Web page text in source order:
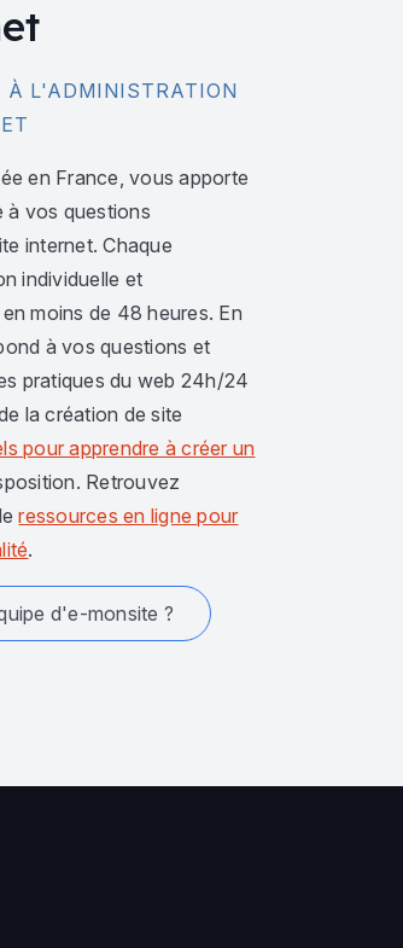
À L'ADMINISTRATION
en France, vous apporte
à vos questions
internet. Chaque
individuelle et
moins de 48 heures. En
à vos questions et
pratiques du web 24h/24
la création de site
pour apprendre à créer un
Retrouvez
ressources en ligne pour
.
d'e-monsite ?